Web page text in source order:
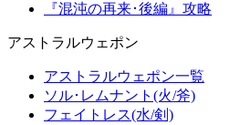
『混沌の再来･後編』攻略
アストラルウェポン
アストラルウェポン一覧
ソル･レムナント(火/斧)
フェイトレス(水/剣)